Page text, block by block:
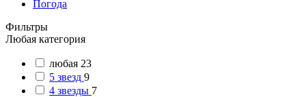
Погода
Фильтры
Любая категория
любая 23
5 звезд 9
4 звезды 7